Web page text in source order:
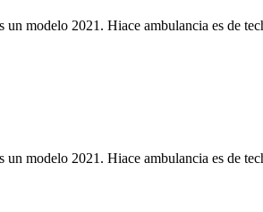
modelo 2021. Hiace ambulancia es de
modelo 2021. Hiace ambulancia es de